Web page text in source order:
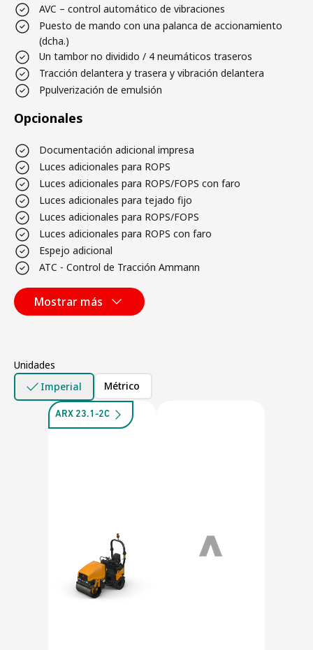
AVC – control automático de vibraciones
Puesto de mando con una palanca de accionamiento
(dcha.)
Un tambor no dividido / 4 neumáticos traseros
Tracción delantera y trasera y vibración delantera
Ppulverización de emulsión
Opcionales
Documentación adicional impresa
Luces adicionales para ROPS
Luces adicionales para ROPS/FOPS con faro
Luces adicionales para tejado fijo
Luces adicionales para ROPS/FOPS
Luces adicionales para ROPS con faro
Espejo adicional
ATC - Control de Tracción Ammann
Mostrar más
Unidades
Imperial
Métrico
ARX 23.1-2C